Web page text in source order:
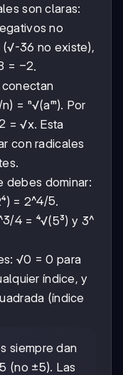
son claras:
no
(√-36 no existe),
= −2.
conectan
= ⁿ√(aᵐ). Por
= √x. Esta
con radicales
debes dominar:
= 2^4/5
4/5.
3/4
3/4= ⁴√(5³) y 3^
√0 = 0 para
índice, y
(índice
siempre dan
(no ±5). Las